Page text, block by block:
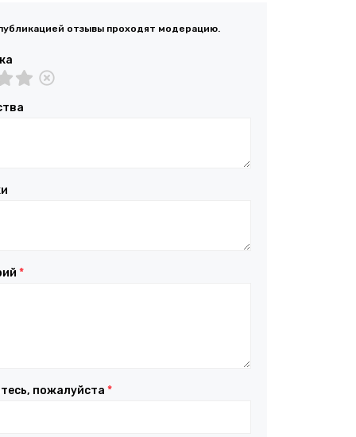
отзывы проходят модерацию.
*
пожалуйста *